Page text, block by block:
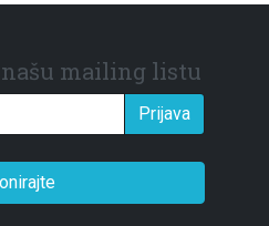
mailing listu
Prijava